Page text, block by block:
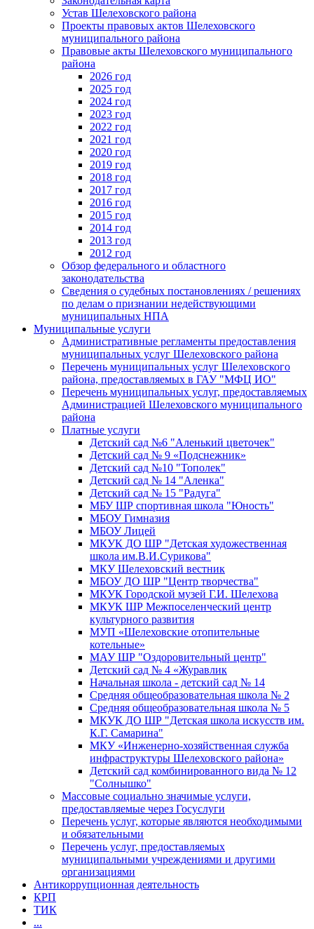
Устав Шелеховского района
Проекты правовых актов Шелеховского
муниципального района
Правовые акты Шелеховского муниципального
района
2026 год
2025 год
2024 год
2023 год
2022 год
2021 год
2020 год
2019 год
2018 год
2017 год
2016 год
2015 год
2014 год
2013 год
2012 год
Обзор федерального и областного
законодательства
Сведения о судебных постановлениях / решениях
по делам о признании недействующими
муниципальных НПА
Муниципальные услуги
Административные регламенты предоставления
муниципальных услуг Шелеховского района
Перечень муниципальных услуг Шелеховского
района, предоставляемых в ГАУ "МФЦ ИО"
Перечень муниципальных услуг, предоставляемых
Администрацией Шелеховского муниципального
района
Платные услуги
Детский сад №6 "Аленький цветочек"
Детский сад № 9 «Подснежник»
Детский сад №10 "Тополек"
Детский сад № 14 "Аленка"
Детский сад № 15 "Радуга"
МБУ ШР спортивная школа "Юность"
МБОУ Гимназия
МБОУ Лицей
МКУК ДО ШР "Детская художественная
школа им.В.И.Сурикова"
МКУ Шелеховский вестник
МБОУ ДО ШР "Центр творчества"
МКУК Городской музей Г.И. Шелехова
МКУК ШР Межпоселенческий центр
культурного развития
МУП «Шелеховские отопительные
котельные»
МАУ ШР "Оздоровительный центр"
Детский сад № 4 «Журавлик
Начальная школа - детский сад № 14
Средняя общеобразовательная школа № 2
Средняя общеобразовательная школа № 5
МКУК ДО ШР "Детская школа искусств им.
К.Г. Самарина"
МКУ «Инженерно-хозяйственная служба
инфраструктуры Шелеховского района»
Детский сад комбинированного вида № 12
"Солнышко"
Массовые социально значимые услуги,
предоставляемые через Госуслуги
Перечень услуг, которые являются необходимыми
и обязательными
Перечень услуг, предоставляемых
муниципальными учреждениями и другими
организациями
Антикоррупционная деятельность
КРП
ТИК
...